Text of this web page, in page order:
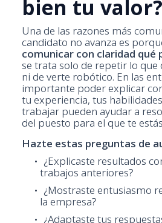
bien tu valor?
Una de las razones más
candidato no avanza es
comunicar con claridad qué
se trata solo de repetir lo
ni de verte robótico. En las
importante poder explicar
tu experiencia, tus
trabajar pueden ayudar a
del puesto para el que te
Hazte estas preguntas de
¿Explicaste resultados
trabajos anteriores?
¿Mostraste entusiasmo
la empresa?
¿Adaptaste tus